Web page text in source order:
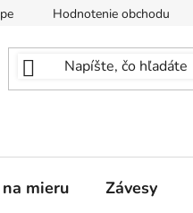
Hodnotenie obchodu
mieru Závesy